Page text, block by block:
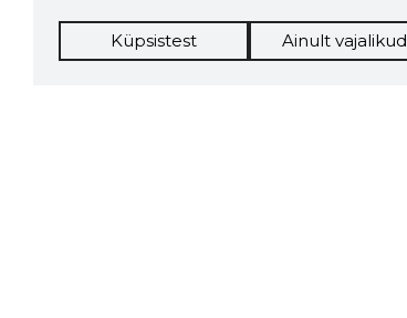
Küpsistest Ainult vajalikud